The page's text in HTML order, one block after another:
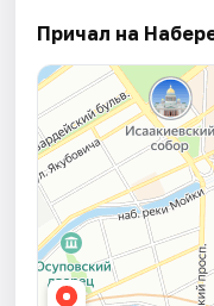
Причал на